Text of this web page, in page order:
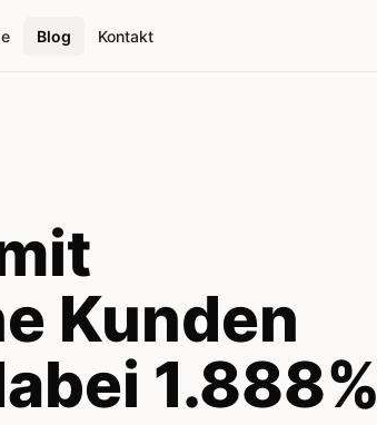
Blog Kontakt
Kunden
1.888%